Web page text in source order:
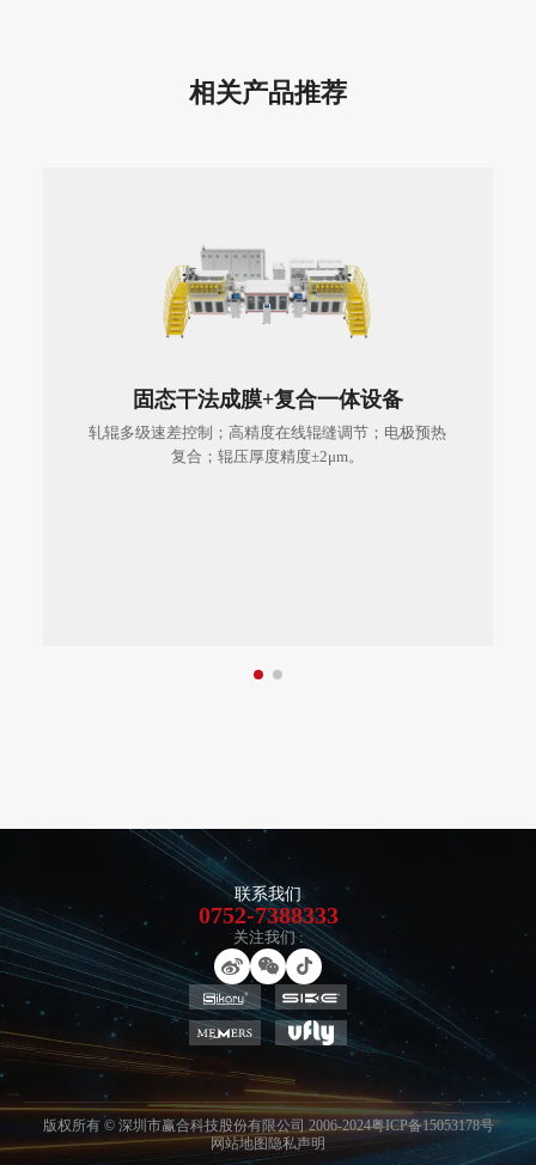
相关产品推荐
固态干法成膜+复合一体设备
轧辊多级速差控制；高精度在线辊缝调节；电极预热
复合；辊压厚度精度±2μm。
联系我们
0752-7388333
关注我们 :
版权所有 © 深圳市赢合科技股份有限公司 2006-2024粤ICP备15053178号
网站地图隐私声明